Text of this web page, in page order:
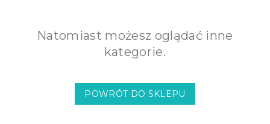
Natomiast możesz oglądać inne
kategorie.
POWRÓT DO SKLEPU